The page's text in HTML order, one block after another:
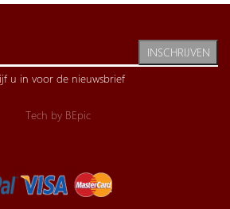
INSCHRIJVEN
u in voor de nieuwsbrief
Tech by BEpic